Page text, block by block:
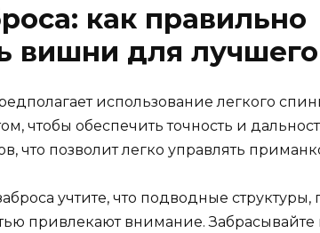
как правильно
вишни для
использование легкого
чтобы обеспечить точность и
что позволит легко управлять
учтите, что подводные
привлекают внимание.